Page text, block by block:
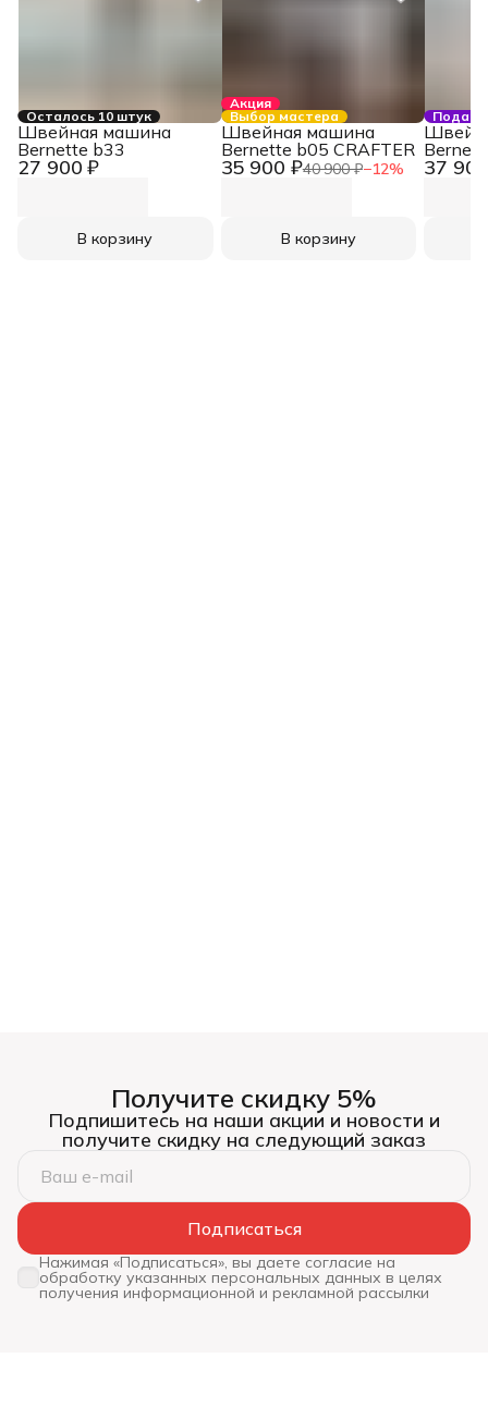
Осталось 10 штук
27 900 ₽
Швейная машина
Bernette b33
В корзину
Акция
Выбор мастера
35 900 ₽40 900 ₽−12%
Швейная машина
Bernette b05 CRAFTER
В корзину
37
Получите скидку 5%
Подпишитесь на наши акции и новости и
получите скидку на следующий заказ
Подписаться
Нажимая «Подписаться», вы даете согласие на
обработку указанных персональных данных в целях
получения информационной и рекламной рассылки